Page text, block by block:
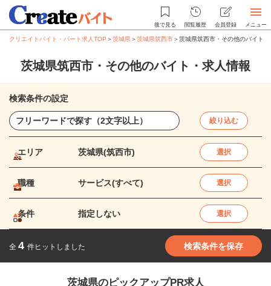
後で見る 閲覧履歴 会員登録 メニュー
クリエイトバイト・パート求人TOP ＞茨城県＞茨城県筑西市＞茨城県筑西市・その他のバイト
茨城県筑西市・その他のバイト・求人情報
検索条件の設定
絞り込む
エリア 茨城県(筑西市) 選択
職種 サービス(すべて) 選択
条件 指定しない 選択
全 4 件ヒットしました 検索条件を保存
茨城県のピックアップPR求人